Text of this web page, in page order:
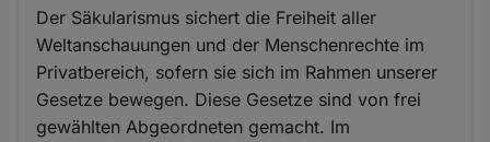
Der Säkularismus sichert die Freiheit aller
Weltanschauungen und der Menschenrechte im
Privatbereich, sofern sie sich im Rahmen unserer
Gesetze bewegen. Diese Gesetze sind von frei
gewählten Abgeordneten gemacht. Im